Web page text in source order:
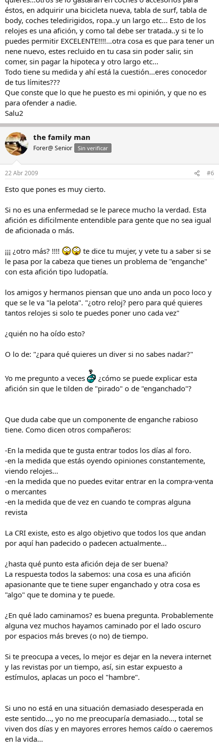
éstos, en adquirir una bicicleta nueva, tabla de surf, tabla de
body, coches teledirigidos, ropa..y un largo etc... Esto de los
relojes es una afición, y como tal debe ser tratada..y si te lo
puedes permitir EXCELENTE!!!!...otra cosa es que para tener un
nene nuevo, estes recluido en tu casa sin poder salir, sin
comer, sin pagar la hipoteca y otro largo etc...
Todo tiene su medida y ahí está la cuestión...eres conocedor
de tus límites???
Que conste que lo que he puesto es mi opinión, y que no es
para ofender a nadie.
Salu2
the family man
Forer@ Senior Sin verificar
22 Abr 2009 #6
Esto que pones es muy cierto.
Si no es una enfermedad se le parece mucho la verdad. Esta
afición es difícilmente entendible para gente que no sea igual
de aficionada o más.
¡¡¡ ¿otro más? !!!!
te dice tu mujer, y vete tu a saber si se
le pasa por la cabeza que tienes un problema de "enganche"
con esta afición tipo ludopatía.
los amigos y hermanos piensan que uno anda un poco loco y
que se le va "la pelota". "¿otro reloj? pero para qué quieres
tantos relojes si solo te puedes poner uno cada vez"
¿quién no ha oído esto?
O lo de: "¿para qué quieres un diver si no sabes nadar?"
Yo me pregunto a veces
¿cómo se puede explicar esta
afición sin que le tilden de "pirado" o de "enganchado"?
Que duda cabe que un componente de enganche rabioso
tiene. Como dicen otros compañeros:
-En la medida que te gusta entrar todos los días al foro.
-en la medida que estás oyendo opiniones constantemente,
viendo relojes...
-en la medida que no puedes evitar entrar en la compra-venta
o mercantes
-en la medida que de vez en cuando te compras alguna
revista
La CRI existe, esto es algo objetivo que todos los que andan
por aquí han padecido o padecen actualmente...
¿hasta qué punto esta afición deja de ser buena?
La respuesta todos la sabemos: una cosa es una afición
apasionante que te tiene super enganchado y otra cosa es
"algo" que te domina y te puede.
¿En qué lado caminamos? es buena pregunta. Probablemente
alguna vez muchos hayamos caminado por el lado oscuro
por espacios más breves (o no) de tiempo.
Si te preocupa a veces, lo mejor es dejar en la nevera internet
y las revistas por un tiempo, así, sin estar expuesto a
estímulos, aplacas un poco el "hambre".
Si uno no está en una situación demasiado desesperada en
este sentido..., yo no me preocuparía demasiado..., total se
viven dos días y en mayores errores hemos caído o caeremos
en la vida...